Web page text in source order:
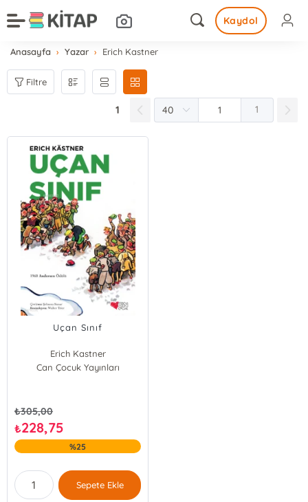
Kaydol
Anasayfa Yazar Erich Kastner
Filtre
1 1
Uçan Sınıf
Erich Kastner
Can Çocuk Yayınları
₺305,00
₺228,75
%25
Sepete Ekle